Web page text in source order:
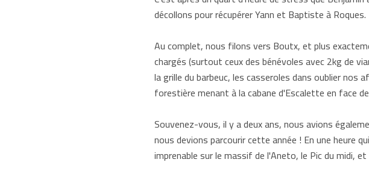
décollons pour récupérer Yann et Baptiste à Roques.
Au complet, nous filons vers Boutx, et plus
chargés (surtout ceux des bénévoles avec 2kg de
la grille du barbeuc, les casseroles dans oublier
forestière menant à la cabane d'Escalette en face
Souvenez-vous, il y a deux ans, nous avions
nous devions parcourir cette année ! En une heure
imprenable sur le massif de l'Aneto, le Pic du midi, et